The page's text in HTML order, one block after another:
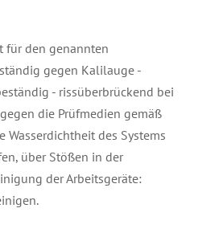
für den genannten
gegen Kalilauge -
- rissüberbrückend bei
die Prüfmedien gemäß
Wasserdichtheit des Systems
über Stößen in der
der Arbeitsgeräte: